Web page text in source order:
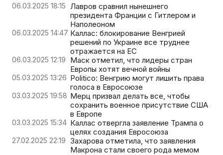
06.03.2025 18:15
Лавров сравнил нынешнего
президента Франции с Гитлером и
Наполеоном
06.03.2025 14:47 Каллас: блокирование Венгрией
решений по Украине все труднее
отражается на ЕС
06.03.2025 12:19
Маск отметил, что лидеры стран
Европы хотят вечной войны
05.03.2025 13:26 Politico: Венгрию могут лишить права
голоса в Евросоюзе
03.03.2025 19:58 Мерц призвал делать все, чтобы
сохранить военное присутствие США
в Европе
03.03.2025 15:34 Каллас отвергла заявление Трампа о
целях создания Евросоюза
27.02.2025 22:19
Захарова отметила, что заявления
Макрона стали своего рода мемом